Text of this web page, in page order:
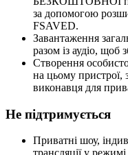
за допомогою
FSAVED.
Завантаження
разом із аудіо, щоб
Створення
на цьому пристрої,
виконавця для
Не підтримується
Приватні шоу,